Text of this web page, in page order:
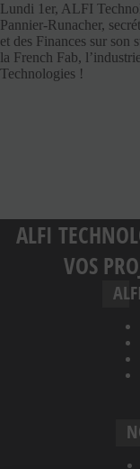
Lundi 1er, ALFI
Pannier-Runacher,
et des Finances sur son
la French Fab,
Technologies !
ALFI
VOS